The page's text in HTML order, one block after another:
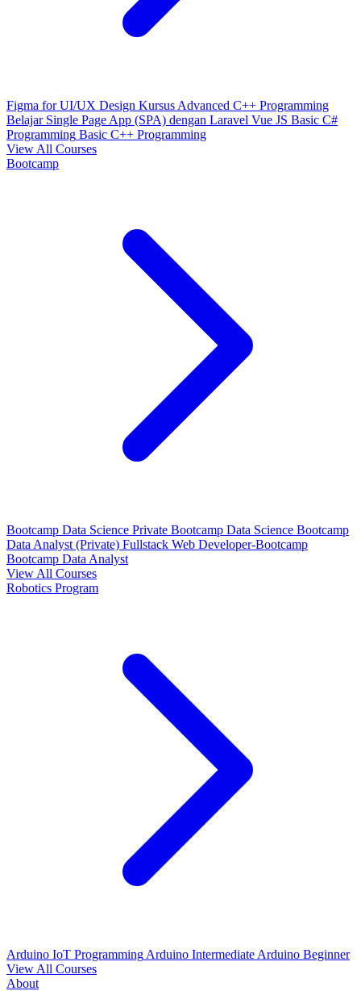
Figma for UI/UX Design Kursus Advanced C++ Programming
Belajar Single Page App (SPA) dengan Laravel Vue JS Basic C#
Programming Basic C++ Programming
View All Courses
Bootcamp
Bootcamp Data Science Private Bootcamp Data Science Bootcamp
Data Analyst (Private) Fullstack Web Developer-Bootcamp
Bootcamp Data Analyst
View All Courses
Robotics Program
Arduino IoT Programming Arduino Intermediate Arduino Beginner
View All Courses
About